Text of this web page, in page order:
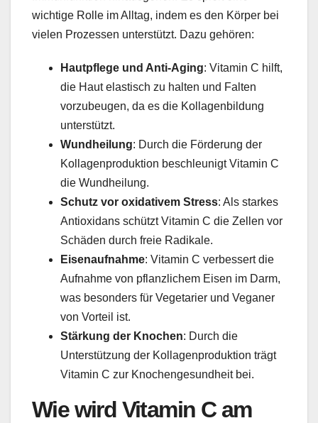
wichtige Rolle im Alltag, indem es den Körper bei
vielen Prozessen unterstützt. Dazu gehören:
Hautpflege und Anti-Aging: Vitamin C hilft,
die Haut elastisch zu halten und Falten
vorzubeugen, da es die Kollagenbildung
unterstützt.
Wundheilung: Durch die Förderung der
Kollagenproduktion beschleunigt Vitamin C
die Wundheilung.
Schutz vor oxidativem Stress: Als starkes
Antioxidans schützt Vitamin C die Zellen vor
Schäden durch freie Radikale.
Eisenaufnahme: Vitamin C verbessert die
Aufnahme von pflanzlichem Eisen im Darm,
was besonders für Vegetarier und Veganer
von Vorteil ist.
Stärkung der Knochen: Durch die
Unterstützung der Kollagenproduktion trägt
Vitamin C zur Knochengesundheit bei.
Wie wird Vitamin C am